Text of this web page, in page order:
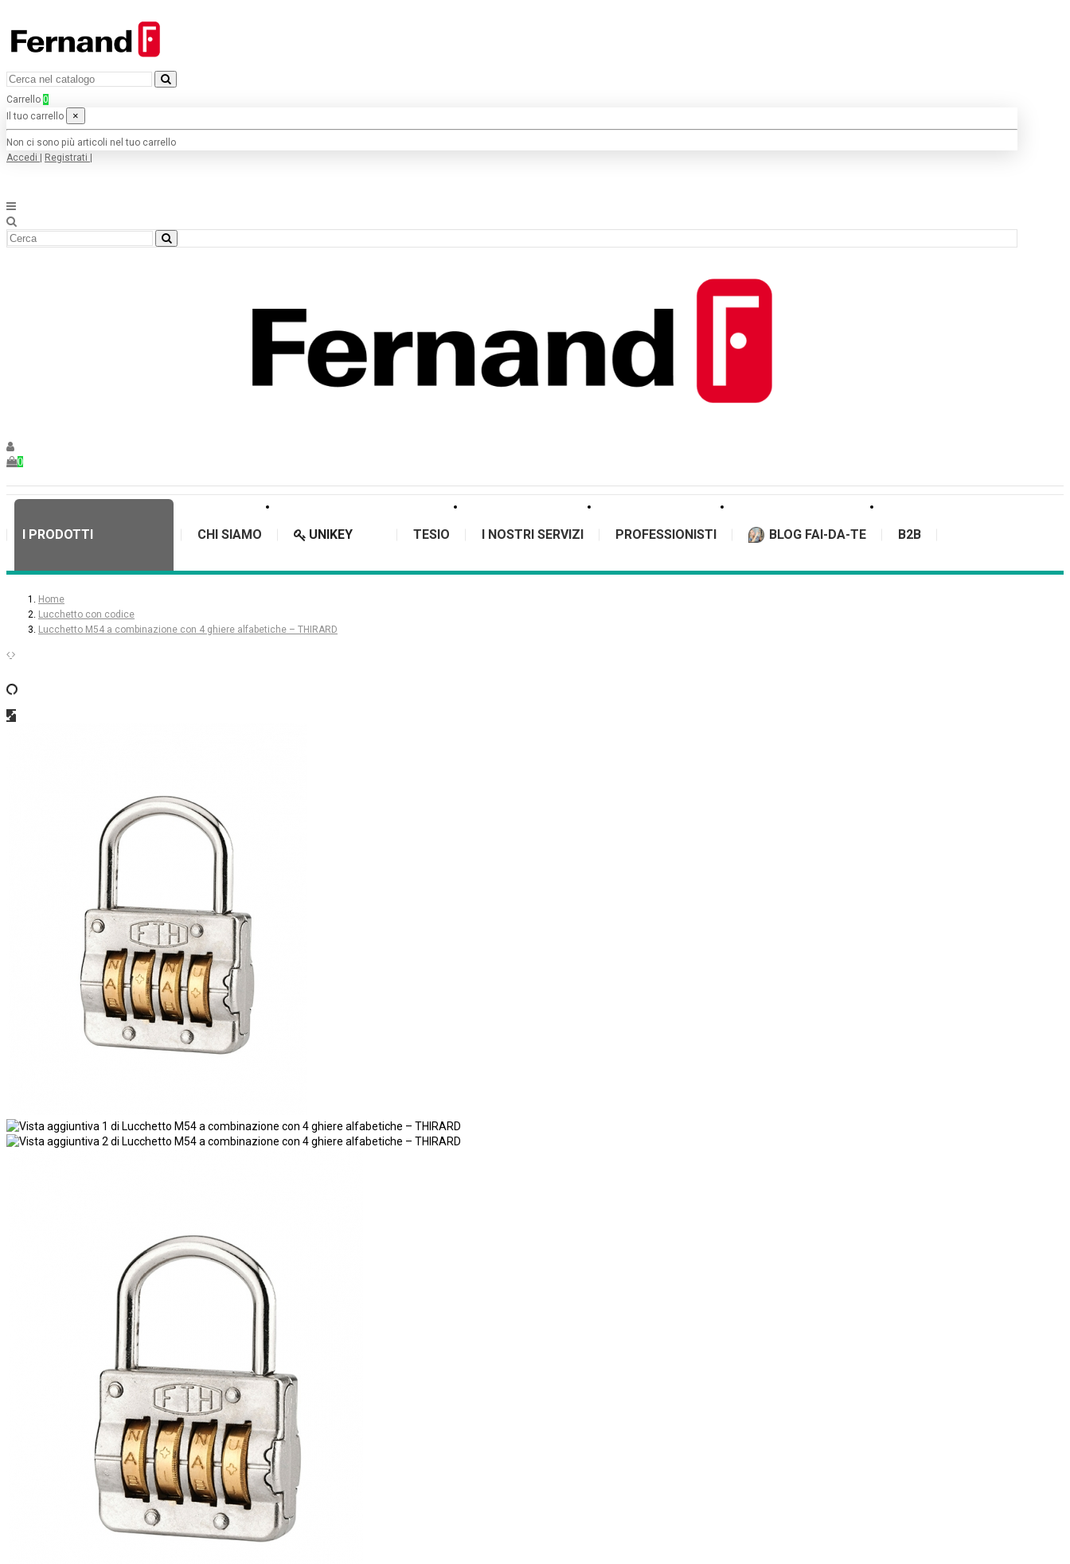
Carrello 0
Il tuo carrello
×
Non ci sono più articoli nel tuo carrello
Accedi
Registrati
0
I PRODOTTI CHI SIAMO UNIKEY TESIO I NOSTRI SERVIZI PROFESSIONISTI BLOG FAI-DA-TE B2B
Home
Lucchetto con codice
Lucchetto M54 a combinazione con 4 ghiere alfabetiche – THIRARD